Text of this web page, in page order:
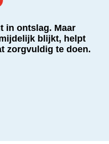
in ontslag. Maar
blijkt, helpt
zorgvuldig te doen.